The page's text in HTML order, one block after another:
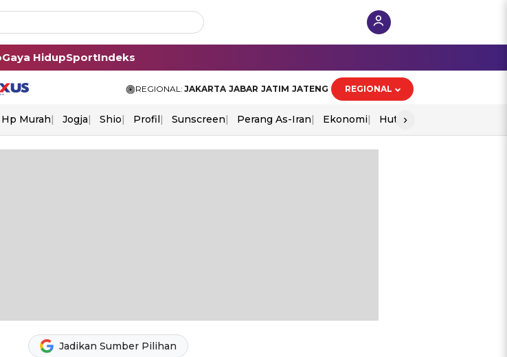
Gaya HidupSportIndeks
REGIONAL: JAKARTA JABAR JATIM JATENG REGIONAL
Hp Murah Jogja Shio Profil Sunscreen Perang As-Iran Ekonomi Hut Ri
›
Jadikan Sumber Pilihan